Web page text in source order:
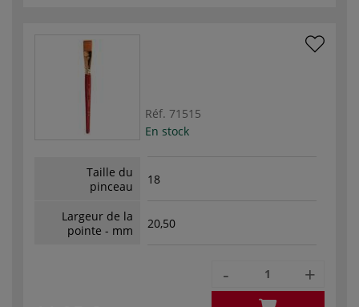
Réf. 71515
En stock
Taille du
pinceau
18
Largeur de la
pointe - mm
20,50
- +